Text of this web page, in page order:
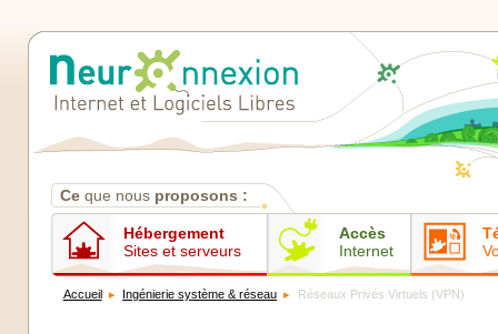
Ce que nous proposons :
Hébergement
Sites et serveurs
Accès
Internet
Accueil Ingénierie système & réseau Réseaux Privés Virtuels (VPN)